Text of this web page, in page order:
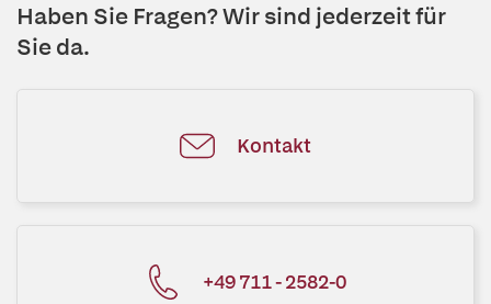
Haben Sie Fragen? Wir sind jederzeit für
Sie da.
Kontakt
+49 711 - 2582-0